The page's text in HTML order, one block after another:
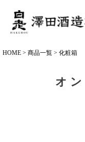
HOME 商品一覧 化粧箱
オ